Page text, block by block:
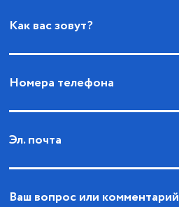
Как вас зовут?
Номера телефона
Эл. почта
Ваш вопрос или комментарий